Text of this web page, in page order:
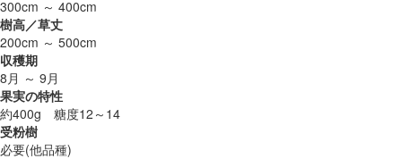
300cm ～ 400cm
樹高／草丈
200cm ～ 500cm
収穫期
8月 ～ 9月
果実の特性
約400g 糖度12～14
受粉樹
必要(他品種)